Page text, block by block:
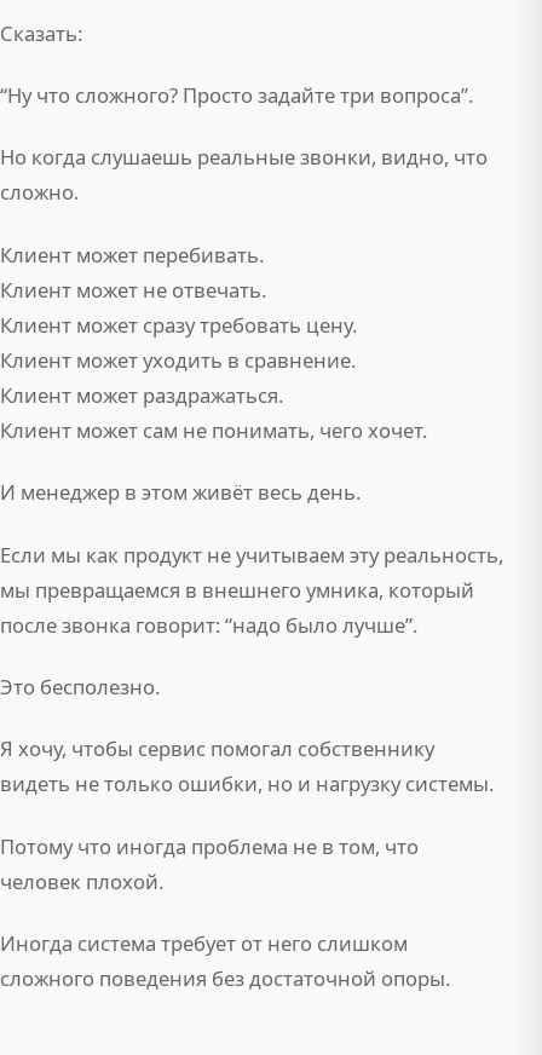
Сказать:
“Ну что сложного? Просто задайте три вопроса”.
Но когда слушаешь реальные звонки, видно, что
сложно.
Клиент может перебивать.
Клиент может не отвечать.
Клиент может сразу требовать цену.
Клиент может уходить в сравнение.
Клиент может раздражаться.
Клиент может сам не понимать, чего хочет.
И менеджер в этом живёт весь день.
Если мы как продукт не учитываем эту реальность,
мы превращаемся в внешнего умника, который
после звонка говорит: “надо было лучше”.
Это бесполезно.
Я хочу, чтобы сервис помогал собственнику
видеть не только ошибки, но и нагрузку системы.
Потому что иногда проблема не в том, что
человек плохой.
Иногда система требует от него слишком
сложного поведения без достаточной опоры.